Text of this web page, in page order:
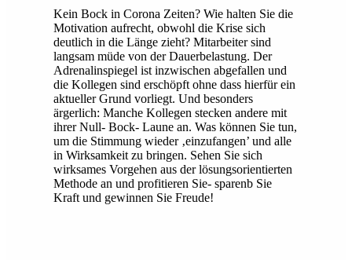
Kein Bock in Corona Zeiten? Wie halten Sie die
Motivation aufrecht, obwohl die Krise sich
deutlich in die Länge zieht? Mitarbeiter sind
langsam müde von der Dauerbelastung. Der
Adrenalinspiegel ist inzwischen abgefallen und
die Kollegen sind erschöpft ohne dass hierfür ein
aktueller Grund vorliegt. Und besonders
ärgerlich: Manche Kollegen stecken andere mit
ihrer Null- Bock- Laune an. Was können Sie tun,
um die Stimmung wieder ‚einzufangen’ und alle
in Wirksamkeit zu bringen. Sehen Sie sich
wirksames Vorgehen aus der lösungsorientierten
Methode an und profitieren Sie- sparenb Sie
Kraft und gewinnen Sie Freude!